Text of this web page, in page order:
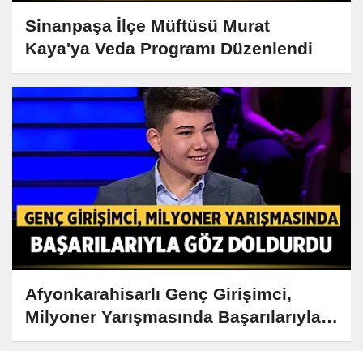
Sinanpaşa İlçe Müftüsü Murat
Kaya'ya Veda Programı Düzenlendi
Afyonkarahisarlı Genç Girişimci,
Milyoner Yarışmasında Başarılarıyla
Göz Doldurdu